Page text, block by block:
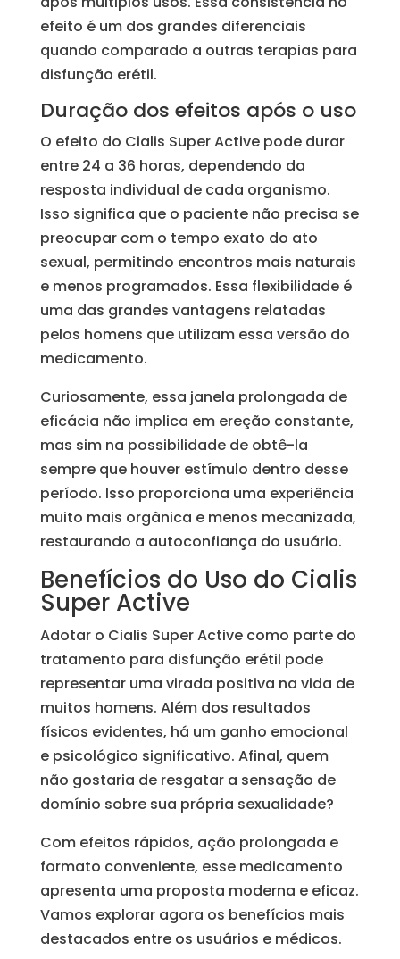
efeito é um dos grandes diferenciais
quando comparado a outras terapias para
disfunção erétil.
Duração dos efeitos após o uso
O efeito do Cialis Super Active pode durar
entre 24 a 36 horas, dependendo da
resposta individual de cada organismo.
Isso significa que o paciente não precisa se
preocupar com o tempo exato do ato
sexual, permitindo encontros mais naturais
e menos programados. Essa flexibilidade é
uma das grandes vantagens relatadas
pelos homens que utilizam essa versão do
medicamento.
Curiosamente, essa janela prolongada de
eficácia não implica em ereção constante,
mas sim na possibilidade de obtê-la
sempre que houver estímulo dentro desse
período. Isso proporciona uma experiência
muito mais orgânica e menos mecanizada,
restaurando a autoconfiança do usuário.
Benefícios do Uso do Cialis
Super Active
Adotar o Cialis Super Active como parte do
tratamento para disfunção erétil pode
representar uma virada positiva na vida de
muitos homens. Além dos resultados
físicos evidentes, há um ganho emocional
e psicológico significativo. Afinal, quem
não gostaria de resgatar a sensação de
domínio sobre sua própria sexualidade?
Com efeitos rápidos, ação prolongada e
formato conveniente, esse medicamento
apresenta uma proposta moderna e eficaz.
Vamos explorar agora os benefícios mais
destacados entre os usuários e médicos.